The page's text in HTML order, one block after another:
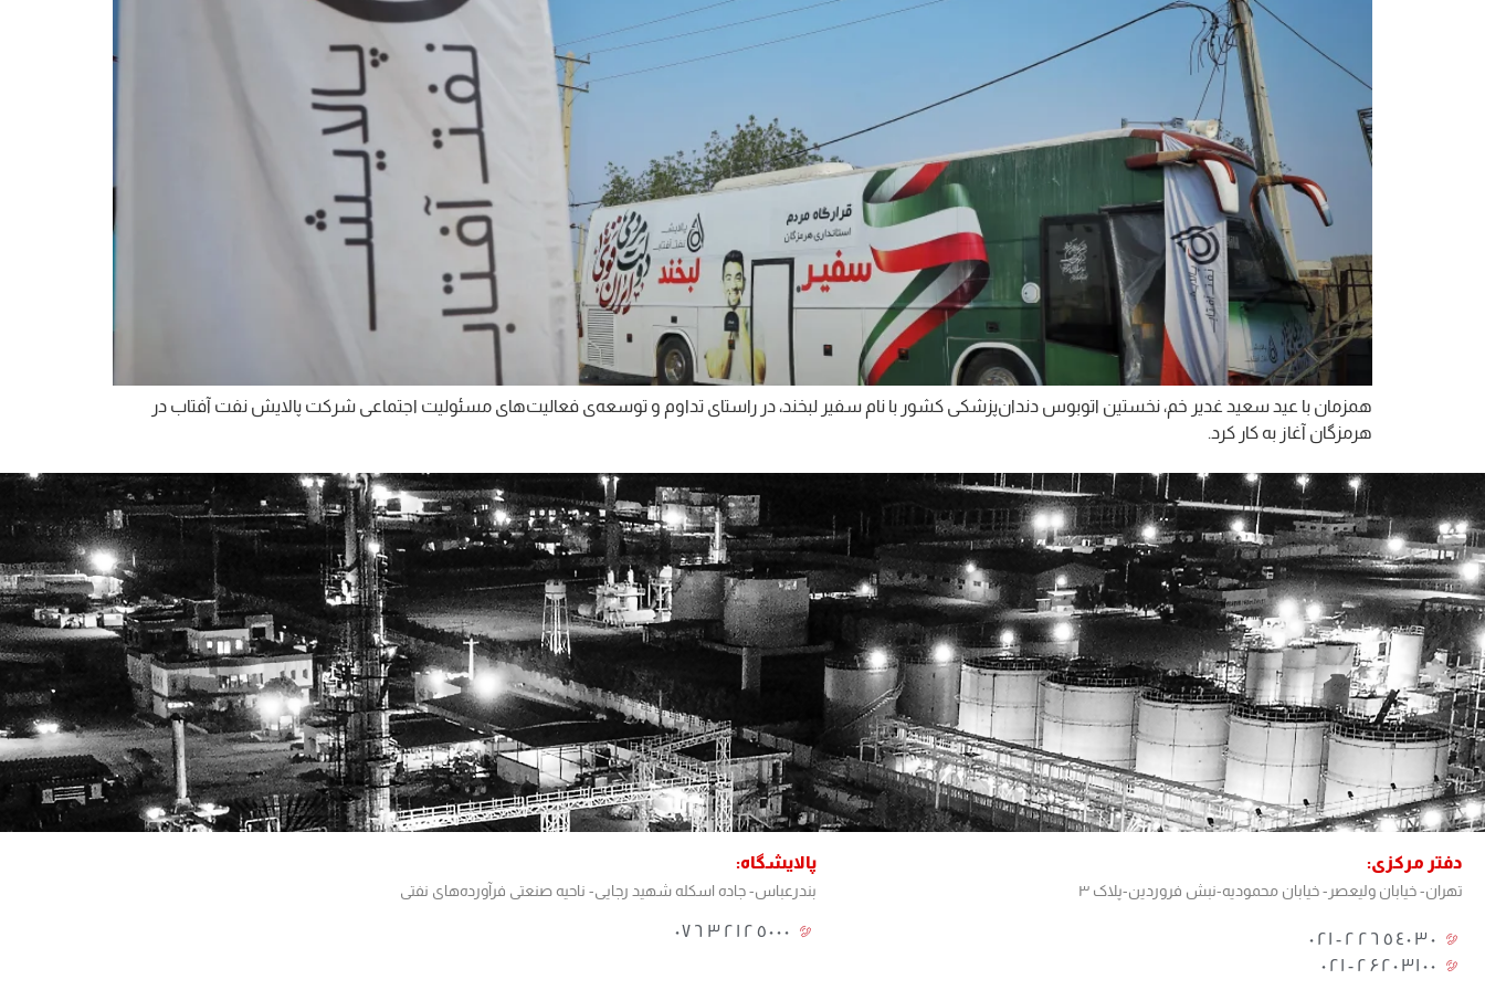
همزمان با عید سعید غدیر خم، نخستین اتوبوس دندان‌پزشکی کشور با نام سفیر لبخند، در راستای تداوم و توسعه‌ی فعالیت‌های مسئولیت‌ اجتماعی شرکت پالایش نفت آفتاب در
هرمزگان آغاز به کار کرد.
دفتر مرکزی:
تهران- خیابان ولیعصر- خیابان محمودیه-نبش فروردین-پلاک ۳
٢٢٦٥٤٠٣٠-٠٢١​
۰۲۱-۲۶۲۰۳۱۰۰
پالایشگاه:
بندرعباس- جاده اسکله شهید رجایی- ناحیه صنعتی فرآورده‌های نفتی
٠٧٦٣٢١٢٥٠٠٠